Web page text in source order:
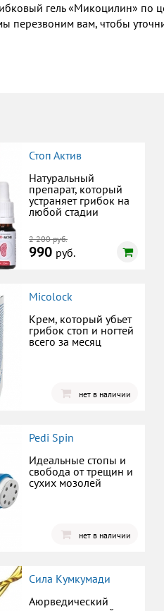
гель «Микоцилин» по
перезвоним вам, чтобы
Стоп Актив
Натуральный
препарат, который
устраняет грибок на
любой стадии
2 200 руб.
990 руб.
Micolock
Крем, который убьет
грибок стоп и ногтей
всего за месяц
нет в наличии
Pedi Spin
Идеальные стопы и
свобода от трещин и
сухих мозолей
нет в наличии
Сила Кумкумади
Аюрведический